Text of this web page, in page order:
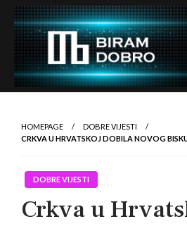
Skip
content
… jer BUDUĆNOST nema drugo
HOMEPAGE
DOBRE VIJESTI
CRKVA U HRVATSKOJ DOBILA NOVOG
DOBRE VIJESTI
Crkva u